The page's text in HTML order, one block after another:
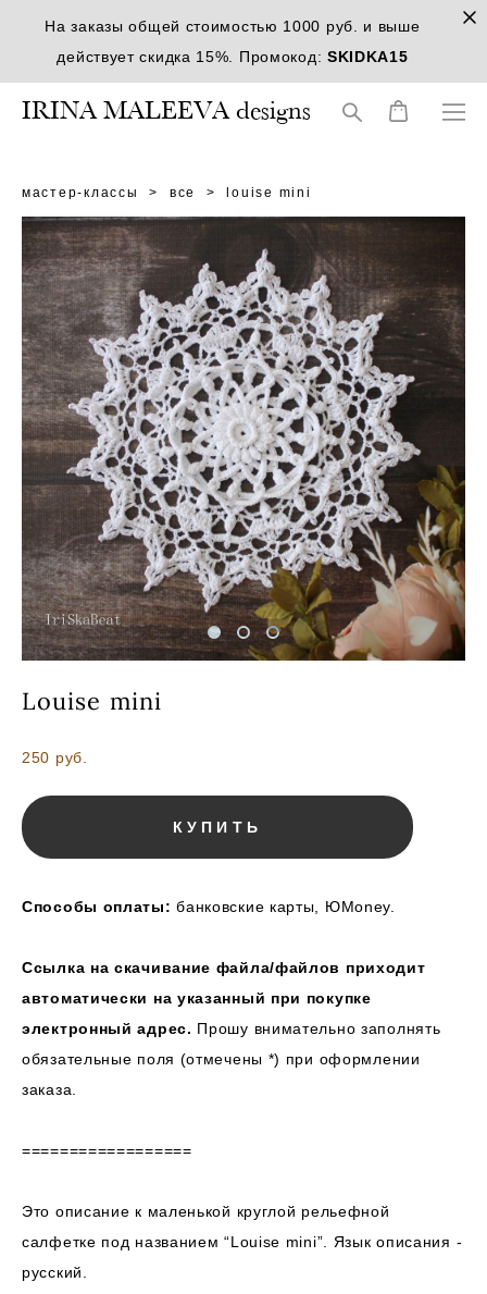
На заказы общей стоимостью 1000 руб. и выше
действует скидка 15%. Промокод: SKIDKA15
IRINA MALEEVA designs
мастер-классы > все > louise mini
Louise mini
250 pуб.
КУПИТЬ
Способы оплаты:банковские карты, ЮMoney.
Ссылка на скачивание файла/файлов приходит
автоматически на указанный при покупке
электронный адрес. Прошу внимательно заполнять
обязательные поля (отмечены *) при оформлении
заказа.
==================
Это описание к маленькой круглой рельефной
салфетке под названием “Louise mini”. Язык описания -
русский.